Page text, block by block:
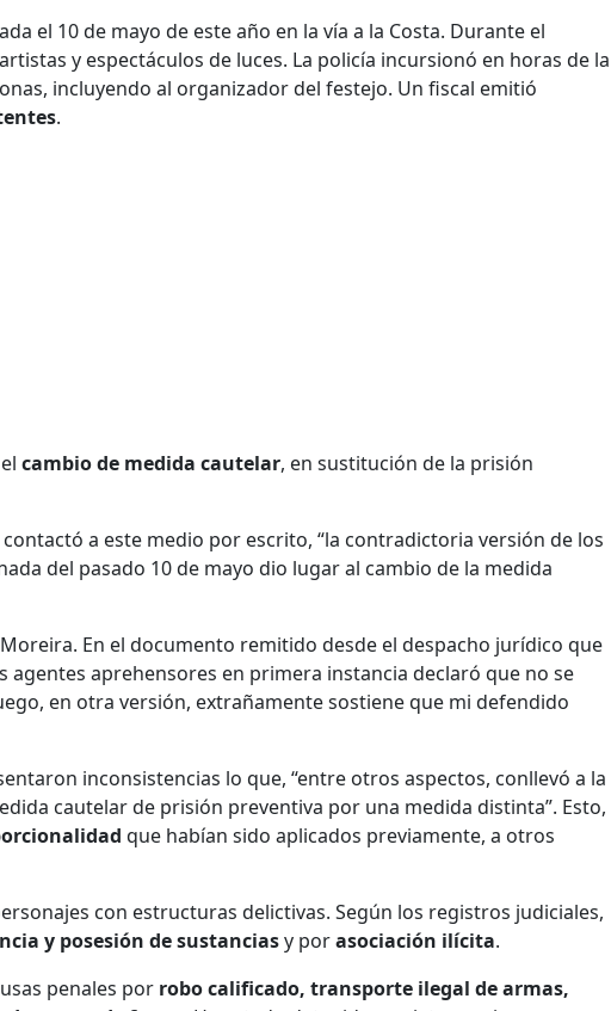
el 10 de mayo de este año en la vía a la Costa. Durante el
y espectáculos de luces. La policía incursionó en horas de la
incluyendo al organizador del festejo. Un fiscal emitió
.
cambio de medida cautelar, en sustitución de la prisión
a este medio por escrito, “la contradictoria versión de los
del pasado 10 de mayo dio lugar al cambio de la medida
En el documento remitido desde el despacho jurídico que
aprehensores en primera instancia declaró que no se
en otra versión, extrañamente sostiene que mi defendido
inconsistencias lo que, “entre otros aspectos, conllevó a la
cautelar de prisión preventiva por una medida distinta”. Esto,
que habían sido aplicados previamente, a otros
con estructuras delictivas. Según los registros judiciales,
y posesión de sustanciasy porasociación ilícita.
penales por robo calificado, transporte ilegal de armas,